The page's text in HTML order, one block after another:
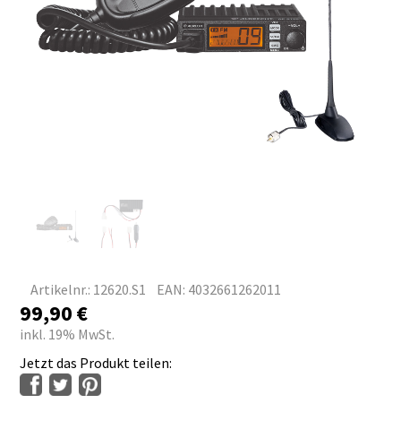
Artikelnr.: 12620.S1 EAN: 4032661262011
99,90€
inkl. 19% MwSt.
Jetzt das Produkt teilen: